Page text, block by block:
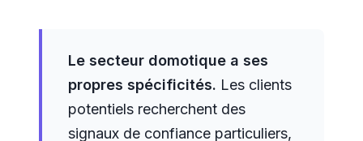
Le secteur domotique a ses
propres spécificités. Les clients
potentiels recherchent des
signaux de confiance particuliers,